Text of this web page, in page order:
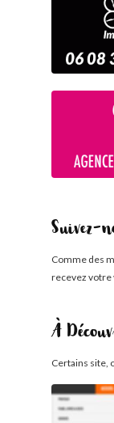
Suivez-
Comme des
recevez votre
À
Certains site,